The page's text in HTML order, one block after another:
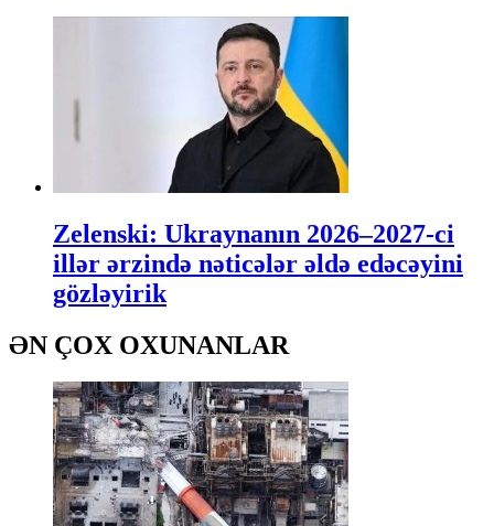
Zelenski: Ukraynanın 2026–2027-ci
illər ərzində nəticələr əldə edəcəyini
gözləyirik
ƏN ÇOX OXUNANLAR